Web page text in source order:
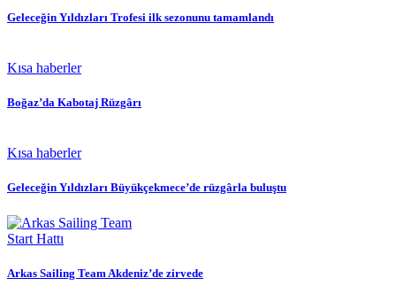
Geleceğin Yıldızları Trofesi ilk sezonunu tamamlandı
Kısa haberler
Boğaz’da Kabotaj Rüzgârı
Kısa haberler
Geleceğin Yıldızları Büyükçekmece’de rüzgârla buluştu
Start Hattı
Arkas Sailing Team Akdeniz’de zirvede